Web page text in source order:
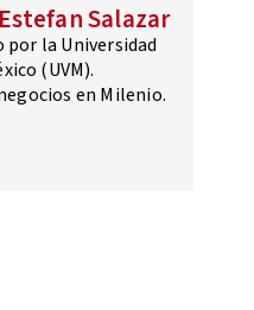
Salazar
la Universidad
(UVM).
en Milenio.